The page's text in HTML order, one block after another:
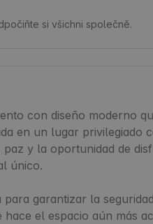
si všichni společně.
con diseño moderno
en un lugar privilegiado
y la oportunidad de
único.
garantizar la
el espacio aún más